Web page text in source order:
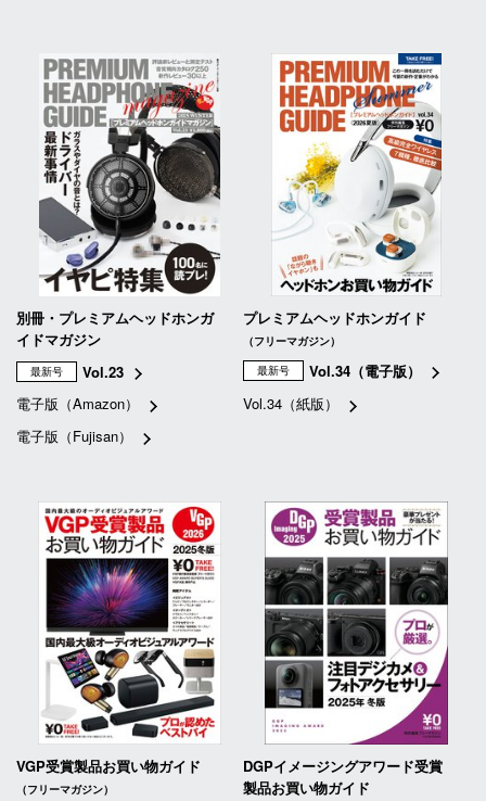
別冊・プレミアムヘッドホンガ
イドマガジン
最新号
Vol.23
電子版（Amazon）
電子版（Fujisan）
プレミアムヘッドホンガイド
（フリーマガジン）
最新号
Vol.34（電子版）
Vol.34（紙版）
VGP受賞製品お買い物ガイド
（フリーマガジン）
DGPイメージングアワード受賞
製品お買い物ガイド